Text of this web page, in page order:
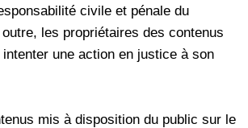
civile et pénale du
les propriétaires des contenus
une action en justice à son
mis à disposition du public sur le